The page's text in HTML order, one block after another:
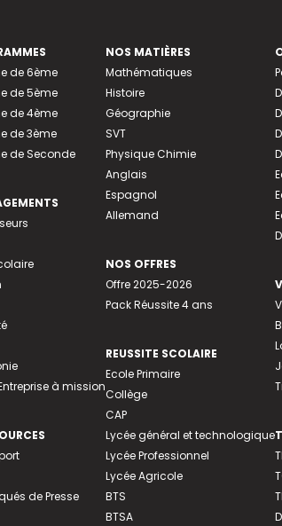
de 6ème
de 5ème
de 4ème
de 3ème
de Seconde
à mission
de Presse
NOS MATIÈRES
Mathématiques
Histoire
Géographie
SVT
Physique Chimie
Anglais
Espagnol
Allemand
NOS OFFRES
Offre 2025-2026
Pack Réussite 4 ans
REUSSITE SCOLAIRE
Ecole Primaire
Collège
CAP
Lycée général et technologique
Lycée Professionnel
Lycée Agricole
BTS
BTSA